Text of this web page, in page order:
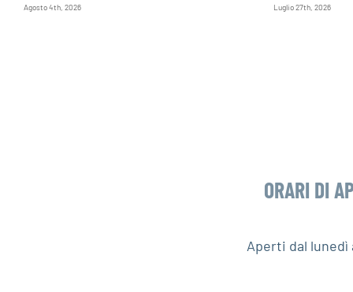
Agosto 4th, 2026 Luglio 27th, 2026
ORARI DI
Aperti dal